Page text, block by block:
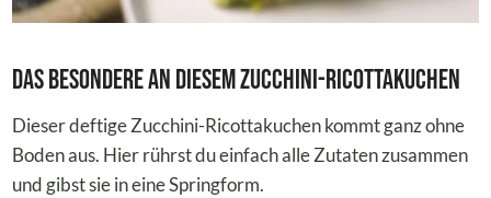
Das Besondere an diesem Zucchini-Ricottakuchen
Dieser deftige Zucchini-Ricottakuchen kommt ganz ohne
Boden aus. Hier rührst du einfach alle Zutaten zusammen
und gibst sie in eine Springform.